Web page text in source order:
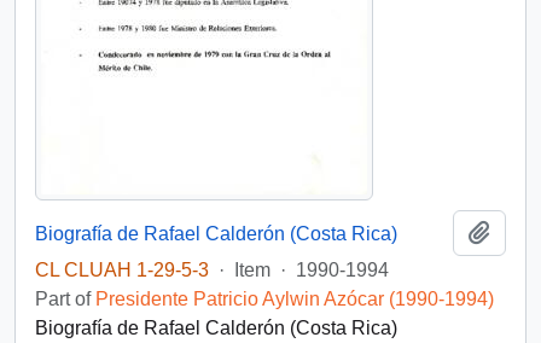
Biografía de Rafael Calderón (Costa Rica)
CL CLUAH 1-29-5-3 · Item · 1990-1994
Part of Presidente Patricio Aylwin Azócar (1990-1994)
Biografía de Rafael Calderón (Costa Rica)